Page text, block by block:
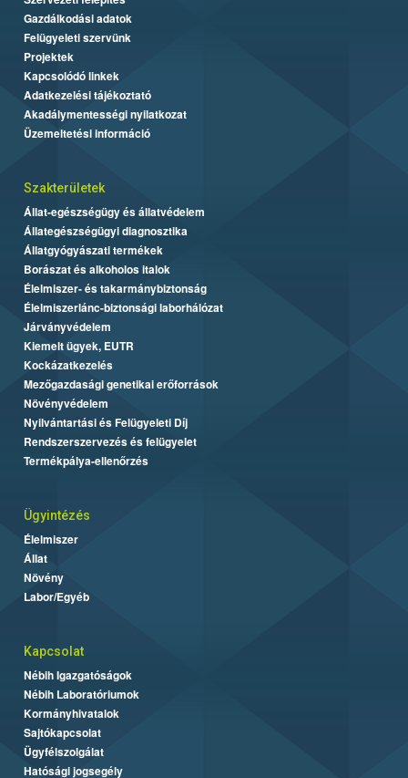
Gazdálkodási adatok
Felügyeleti szervünk
Projektek
Kapcsolódó linkek
Adatkezelési tájékoztató
Akadálymentességi nyilatkozat
Üzemeltetési információ
Szakterületek
Állat-egészségügy és állatvédelem
Állategészségügyi diagnosztika
Állatgyógyászati termékek
Borászat és alkoholos italok
Élelmiszer- és takarmánybiztonság
Élelmiszerlánc-biztonsági laborhálózat
Járványvédelem
Kiemelt ügyek, EUTR
Kockázatkezelés
Mezőgazdasági genetikai erőforrások
Növényvédelem
Nyilvántartási és Felügyeleti Díj
Rendszerszervezés és felügyelet
Termékpálya-ellenőrzés
Ügyintézés
Élelmiszer
Állat
Növény
Labor/Egyéb
Kapcsolat
Nébih Igazgatóságok
Nébih Laboratóriumok
Kormányhivatalok
Sajtókapcsolat
Ügyfélszolgálat
Hatósági jogsegély